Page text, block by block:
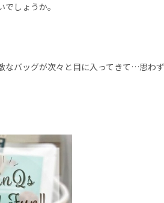
しょうか。
バッグが次々と目に入ってきて…思わ